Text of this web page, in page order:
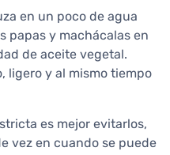
en un poco de agua
papas y machácalas en
de aceite vegetal.
ligero y al mismo tiempo
es mejor evitarlos,
vez en cuando se puede